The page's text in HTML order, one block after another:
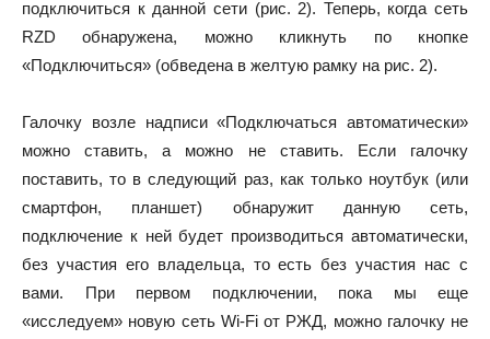
подключиться к данной сети (рис. 2). Теперь, когда сеть
RZD обнаружена, можно кликнуть по кнопке
«Подключиться» (обведена в желтую рамку на рис. 2).
Галочку возле надписи «Подключаться автоматически»
можно ставить, а можно не ставить. Если галочку
поставить, то в следующий раз, как только ноутбук (или
смартфон, планшет) обнаружит данную сеть,
подключение к ней будет производиться автоматически,
без участия его владельца, то есть без участия нас с
вами. При первом подключении, пока мы еще
«исследуем» новую сеть Wi-Fi от РЖД, можно галочку не